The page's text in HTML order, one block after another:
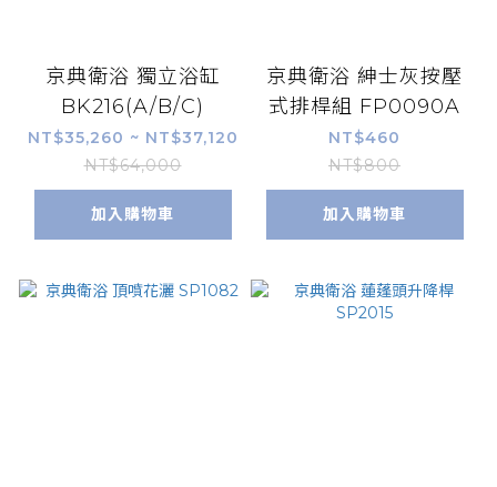
京典衛浴 獨立浴缸
BK216(A/B/C)
NT$35,260 ~ NT$37,120
NT$64,000
加入購物車
京典衛浴 紳士灰按壓
式排桿組 FP0090A
NT$460
NT$800
加入購物車